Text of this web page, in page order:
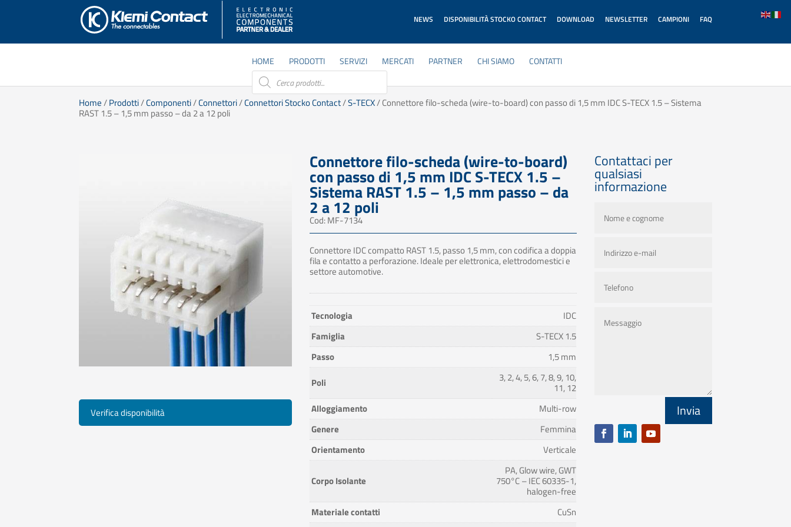
NEWS DISPONIBILITÀ STOCKO CONTACT DOWNLOAD NEWSLETTER CAMPIONI FAQ
HOME PRODOTTI SERVIZI MERCATI PARTNER CHI SIAMO
CONTATTI
Products
search
Home/Prodotti/Componenti/Connettori/Connettori Stocko Contact/S-TECX/ Connettore filo-scheda (wire-to-board) con passo di 1,5 mm IDC S-TECX 1.5 – Sistema
RAST 1.5 – 1,5 mm passo – da 2 a 12 poli
Verifica disponibilità
Connettore filo-scheda (wire-to-board)
con passo di 1,5 mm IDC S-TECX 1.5 –
Sistema RAST 1.5 – 1,5 mm passo – da
2 a 12 poli
Cod: MF-7134
Connettore IDC compatto RAST 1.5, passo 1,5 mm, con codifica a doppia
fila e contatto a perforazione. Ideale per elettronica, elettrodomestici e
settore automotive.
Tecnologia
IDC
Famiglia
S-TECX 1.5
Passo
1,5 mm
Poli
3, 2, 4, 5, 6, 7, 8, 9, 10,
11, 12
Alloggiamento
Multi-row
Genere
Femmina
Orientamento
Verticale
Corpo Isolante
PA, Glow wire, GWT
750°C – IEC 60335-1,
halogen-free
Materiale contatti
CuSn
Contattaci per
qualsiasi
informazione
Invia